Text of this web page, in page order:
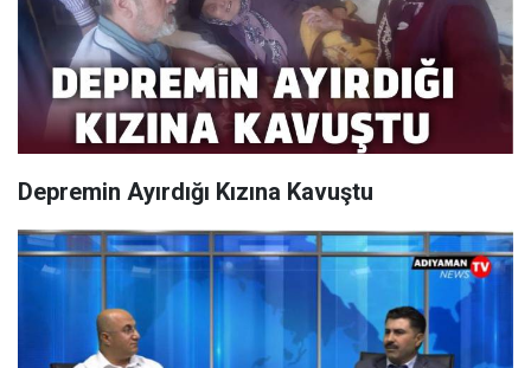
Depremin Ayırdığı Kızına Kavuştu